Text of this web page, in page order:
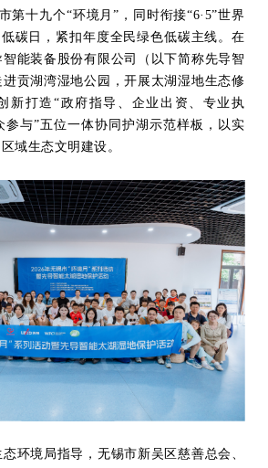
第十九个“环境月”，同时衔接“6·5”世界
低碳日，紧扣年度全民绿色低碳主线。在
能装备股份有限公司（以下简称先导智
贡湖湾湿地公园，开展太湖湿地生态修
新打造“政府指导、企业出资、专业执
参与”五位一体协同护湖示范样板，以实
域生态文明建设。
环境局指导，无锡市新吴区慈善总会、